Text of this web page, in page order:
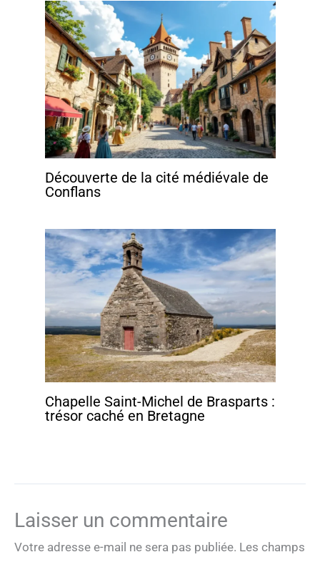
Découverte de la cité médiévale de
Conflans
Chapelle Saint-Michel de Brasparts :
trésor caché en Bretagne
Laisser un commentaire
Votre adresse e-mail ne sera pas publiée. Les champs